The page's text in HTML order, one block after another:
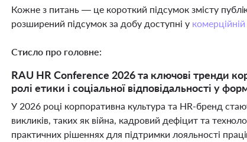
Кожне з питань — це короткий підсумок змісту
розширений підсумок за добу доступні у
Стисло про головне:
RAU HR Conference 2026 та ключові тренди
ролі етики і соціальної відповідальності у
У 2026 році корпоративна культура та HR-бренд
викликів, таких як війна, кадровий дефіцит та
практичних рішеннях для підтримки лояльності